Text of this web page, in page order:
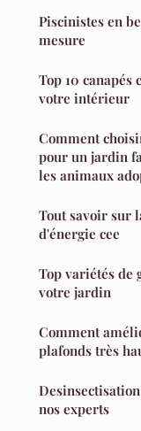
Piscinistes en
mesure
Top 10
votre intérieur
Comment
pour un jardin
les animaux
Tout savoir sur
d'énergie cee
Top variétés de
votre jardin
Comment
plafonds très
nos experts